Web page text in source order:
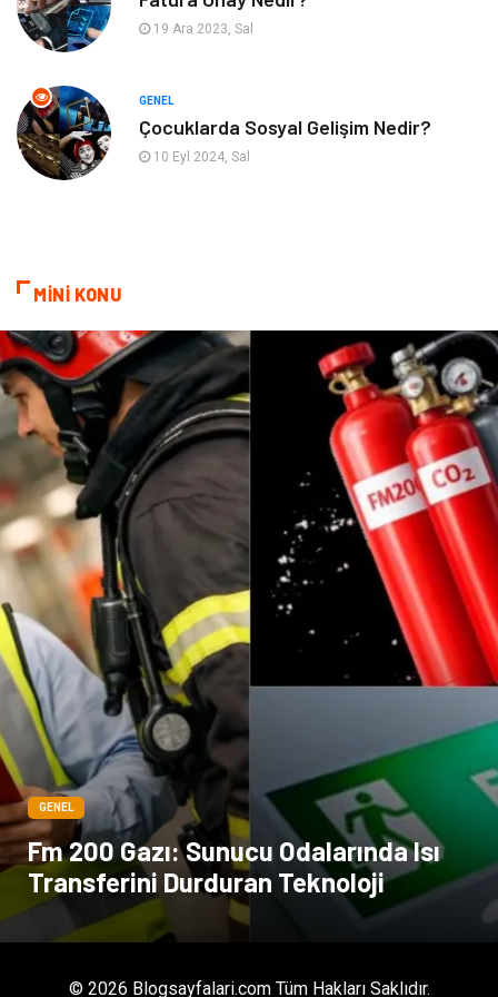
Hediyelik Eşya
Aksesuar
Ambalaj
Telekomünikasyon Bitkisel Ürünler
Bebek Giyim Pazarlama
İthalat İhracat Moda
Tarım & Hayvancılık Markalar
Periyodik Kontrol Kiralama Servisleri
Bakım
19 Ara 2023, Sal
GENEL
Çocuklarda Sosyal Gelişim Nedir?
10 Eyl 2024, Sal
MİNİ KONU
GENEL
Fm 200 Gazı: Sunucu Odalarında Isı
Transferini Durduran Teknoloji
© 2026 Blogsayfalari.com Tüm Hakları Saklıdır.